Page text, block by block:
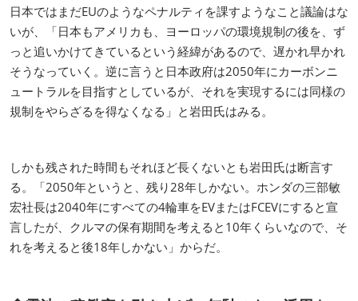
日本ではまだEUのようなペナルティを課すようなこと議論はな
いが、「日本もアメリカも、ヨーロッパの環境規制の後を、ず
っと追いかけてきているという経緯があるので、遅かれ早かれ
そうなっていく。逆に言うと日本政府は2050年にカーボンニ
ュートラルを目指すとしているが、それを実現するには同様の
規制をやらざるを得なくなる」と岩田氏はみる。
しかも残された時間もそれほど長くないとも岩田氏は断言す
る。「2050年というと、残り28年しかない。ホンダの三部敏
宏社長は2040年にすべての4輪車をEVまたはFCEVにすると宣
言したが、クルマの保有期間を考えると10年くらいなので、そ
れを考えると後18年しかない」からだ。